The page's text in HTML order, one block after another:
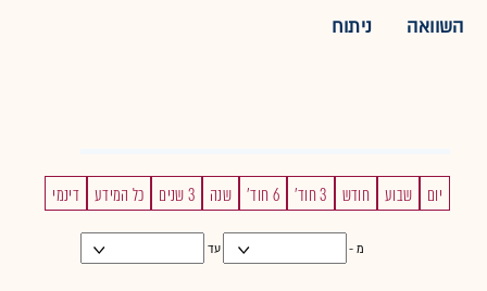
השוואה ניתוח
יום שבוע חודש 3 חוד' 6 חוד' שנה 3 שנים כל המידע דינמי
מ - עד